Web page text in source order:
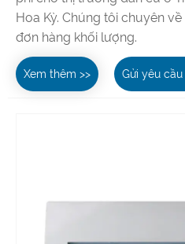
Hoa Kỳ. Chúng tôi chuyên
đơn hàng khối lượng.
Xem thêm >> Gửi yêu cầu